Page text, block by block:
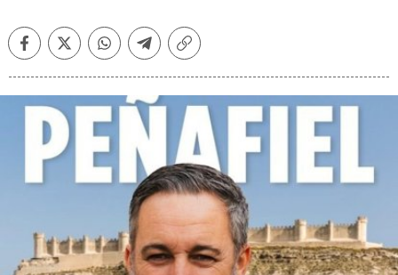
FacebookTwitterWhatsappTelegramCopiar